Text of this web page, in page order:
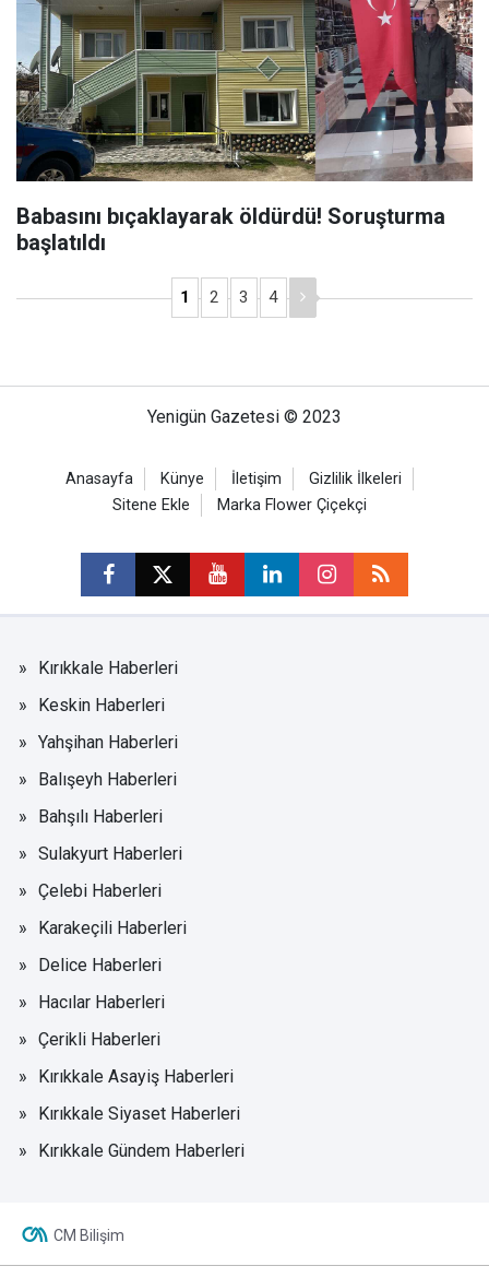
Babasını bıçaklayarak öldürdü! Soruşturma
başlatıldı
1 2 3 4
Yenigün Gazetesi © 2023
Anasayfa Künye İletişim
Gizlilik İlkeleri
Sitene Ekle
Marka Flower Çiçekçi
Kırıkkale Haberleri
Keskin Haberleri
Yahşihan Haberleri
Balışeyh Haberleri
Bahşılı Haberleri
Sulakyurt Haberleri
Çelebi Haberleri
Karakeçili Haberleri
Delice Haberleri
Hacılar Haberleri
Çerikli Haberleri
Kırıkkale Asayiş Haberleri
Kırıkkale Siyaset Haberleri
Kırıkkale Gündem Haberleri
CM Bilişim